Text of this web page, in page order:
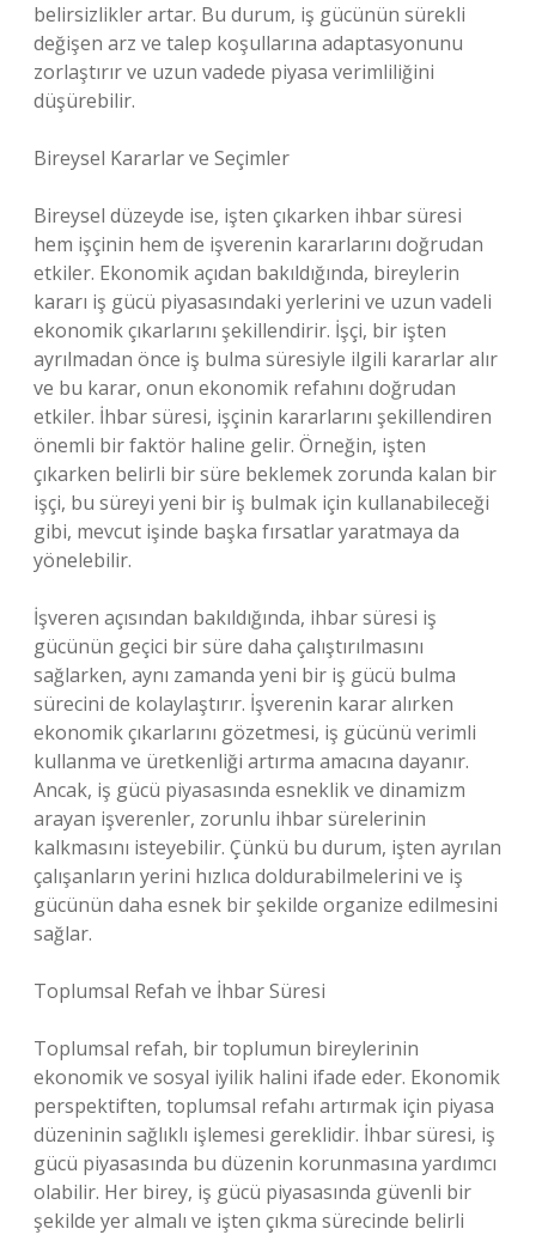
belirsizlikler artar. Bu durum, iş gücünün sürekli
değişen arz ve talep koşullarına adaptasyonunu
zorlaştırır ve uzun vadede piyasa verimliliğini
düşürebilir.
Bireysel Kararlar ve Seçimler
Bireysel düzeyde ise, işten çıkarken ihbar süresi
hem işçinin hem de işverenin kararlarını doğrudan
etkiler. Ekonomik açıdan bakıldığında, bireylerin
kararı iş gücü piyasasındaki yerlerini ve uzun vadeli
ekonomik çıkarlarını şekillendirir. İşçi, bir işten
ayrılmadan önce iş bulma süresiyle ilgili kararlar alır
ve bu karar, onun ekonomik refahını doğrudan
etkiler. İhbar süresi, işçinin kararlarını şekillendiren
önemli bir faktör haline gelir. Örneğin, işten
çıkarken belirli bir süre beklemek zorunda kalan bir
işçi, bu süreyi yeni bir iş bulmak için kullanabileceği
gibi, mevcut işinde başka fırsatlar yaratmaya da
yönelebilir.
İşveren açısından bakıldığında, ihbar süresi iş
gücünün geçici bir süre daha çalıştırılmasını
sağlarken, aynı zamanda yeni bir iş gücü bulma
sürecini de kolaylaştırır. İşverenin karar alırken
ekonomik çıkarlarını gözetmesi, iş gücünü verimli
kullanma ve üretkenliği artırma amacına dayanır.
Ancak, iş gücü piyasasında esneklik ve dinamizm
arayan işverenler, zorunlu ihbar sürelerinin
kalkmasını isteyebilir. Çünkü bu durum, işten ayrılan
çalışanların yerini hızlıca doldurabilmelerini ve iş
gücünün daha esnek bir şekilde organize edilmesini
sağlar.
Toplumsal Refah ve İhbar Süresi
Toplumsal refah, bir toplumun bireylerinin
ekonomik ve sosyal iyilik halini ifade eder. Ekonomik
perspektiften, toplumsal refahı artırmak için piyasa
düzeninin sağlıklı işlemesi gereklidir. İhbar süresi, iş
gücü piyasasında bu düzenin korunmasına yardımcı
olabilir. Her birey, iş gücü piyasasında güvenli bir
şekilde yer almalı ve işten çıkma sürecinde belirli